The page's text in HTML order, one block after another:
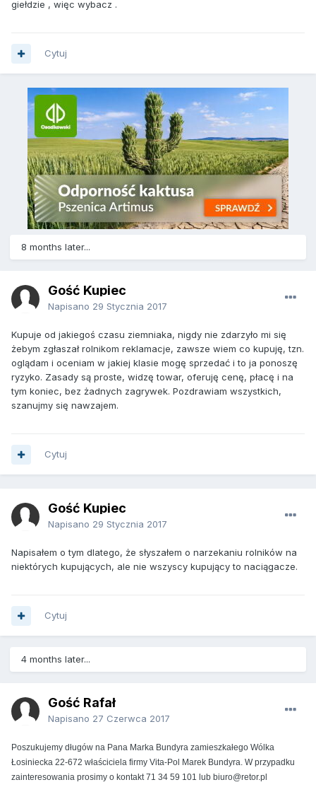
giełdzie , więc wybacz .
Cytuj
8 months later...
Gość Kupiec
Napisano 29 Stycznia 2017
Kupuje od jakiegoś czasu ziemniaka, nigdy nie zdarzyło mi się
żebym zgłaszał rolnikom reklamacje, zawsze wiem co kupuję, tzn.
oglądam i oceniam w jakiej klasie mogę sprzedać i to ja ponoszę
ryzyko. Zasady są proste, widzę towar, oferuję cenę, płacę i na
tym koniec, bez żadnych zagrywek. Pozdrawiam wszystkich,
szanujmy się nawzajem.
Cytuj
Gość Kupiec
Napisano 29 Stycznia 2017
Napisałem o tym dlatego, że słyszałem o narzekaniu rolników na
niektórych kupujących, ale nie wszyscy kupujący to naciągacze.
Cytuj
4 months later...
Gość Rafał
Napisano 27 Czerwca 2017
Poszukujemy długów na Pana Marka Bundyra zamieszkałego Wólka
Łosiniecka 22-672 właściciela firmy Vita-Pol Marek Bundyra. W przypadku
zainteresowania prosimy o kontakt 71 34 59 101 lub biuro@retor.pl